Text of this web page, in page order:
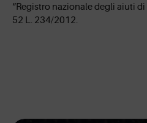
“Registro nazionale degli aiuti
52 L. 234/2012.